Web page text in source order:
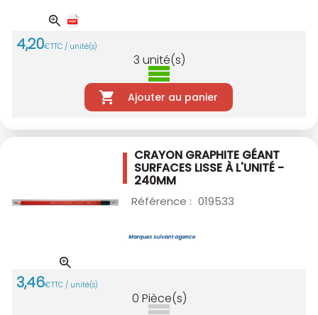
4,20€TTC / unité(s)
3 unité(s)
Ajouter au panier
CRAYON GRAPHITE GÉANT
SURFACES LISSEÀ L'UNITÉ -
240MM
Référence : 019533
3,46€TTC / unité(s)
0 Pièce(s)